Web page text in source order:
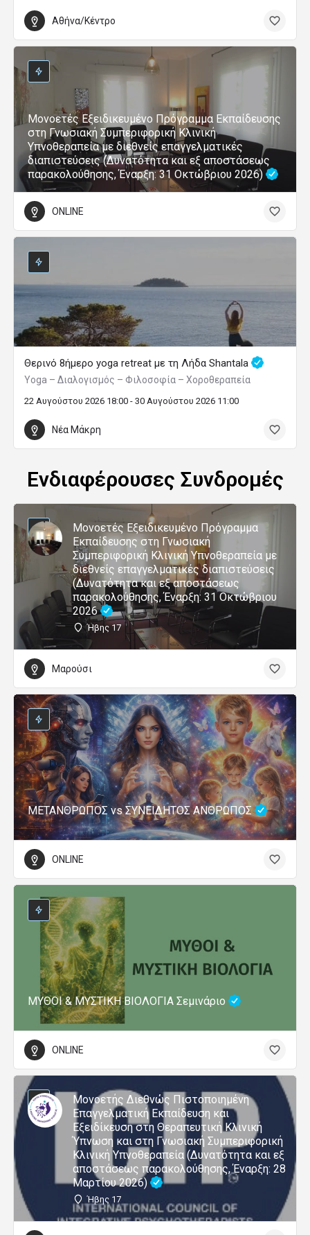
Αθήνα/Κέντρο
Μονοετές Εξειδικευμένο Πρόγραμμα Εκπαίδευσης
στη Γνωσιακή Συμπεριφορική Κλινική
Υπνοθεραπεία με διεθνείς επαγγελματικές
διαπιστεύσεις (Δυνατότητα και εξ αποστάσεως
παρακολούθησης, Έναρξη: 31 Οκτώβριου 2026)
ONLINE
Θερινό 8ήμερο yoga retreat με τη Λήδα Shantala
Yoga – Διαλογισμός – Φιλοσοφία – Χοροθεραπεία
22 Αυγούστου 2026 18:00 - 30 Αυγούστου 2026 11:00
Νέα Μάκρη
Ενδιαφέρουσες Συνδρομές
Μονοετές Εξειδικευμένο Πρόγραμμα
Εκπαίδευσης στη Γνωσιακή
Συμπεριφορική Κλινική Υπνοθεραπεία με
διεθνείς επαγγελματικές διαπιστεύσεις
(Δυνατότητα και εξ αποστάσεως
παρακολούθησης, Έναρξη: 31 Οκτώβριου
2026
Ήβης 17
Μαρούσι
ΜΕΤΑΝΘΡΩΠΟΣ vs ΣΥΝΕΙΔΗΤΟΣ ΑΝΘΡΩΠΟΣ
ONLINE
ΜΥΘΟΙ & ΜΥΣΤΙΚΗ ΒΙΟΛΟΓΙΑ Σεμινάριο
ONLINE
Μονοετής Διεθνώς Πιστοποιημένη
Επαγγελματική Εκπαίδευση και
Εξειδίκευση στη Θεραπευτική Κλινική
Ύπνωση και στη Γνωσιακή Συμπεριφορική
Κλινική Υπνοθεραπεία (Δυνατότητα και εξ
αποστάσεως παρακολούθησης, Έναρξη: 28
Μαρτίου 2026)
Ήβης 17